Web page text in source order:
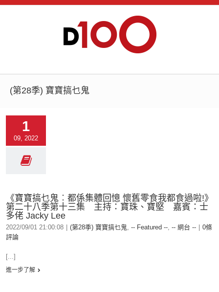
(第28季) 寶寶搞乜鬼
1
09, 2022
《寶寶搞乜鬼︰都係集體回憶 懷舊零食我都食過啦!》
第二十八季第十三集 主持：寶珠、寶堅 嘉賓：士
多佬 Jacky Lee
2022/09/01 21:00:08 (第28季) 寶寶搞乜鬼, -- Featured --, -- 網台 --
0條
評論
[...]
進一步了解